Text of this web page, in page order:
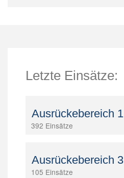
Letzte Einsätze:
Ausrückebereich 1
392 Einsätze
Ausrückebereich 3
105 Einsätze